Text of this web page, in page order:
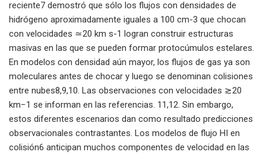
reciente7 demostró que sólo los flujos con densidades de
hidrógeno aproximadamente iguales a 100 cm-3 que chocan
con velocidades ≃20 km s-1 logran construir estructuras
masivas en las que se pueden formar protocúmulos estelares.
En modelos con densidad aún mayor, los flujos de gas ya son
moleculares antes de chocar y luego se denominan colisiones
entre nubes8,9,10. Las observaciones con velocidades ≳20
km−1 se informan en las referencias. 11,12. Sin embargo,
estos diferentes escenarios dan como resultado predicciones
observacionales contrastantes. Los modelos de flujo HI en
colisión6 anticipan muchos componentes de velocidad en las